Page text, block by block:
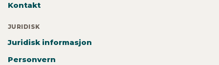
Kontakt
JURIDISK
Juridisk informasjon
Personvern